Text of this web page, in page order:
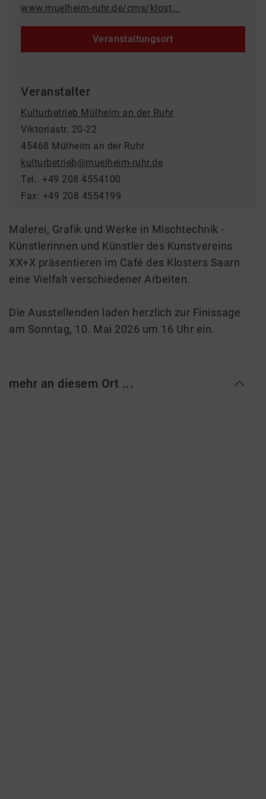
www.muelheim-ruhr.de/cms/klost...
Veranstaltungsort
Veranstalter
Kulturbetrieb Mülheim an der Ruhr
Viktoriastr. 20-22
45468 Mülheim an der Ruhr
kulturbetrieb@muelheim-ruhr.de
Tel.: +49 208 4554100
Fax: +49 208 4554199
Malerei, Grafik und Werke in Mischtechnik -
Künstlerinnen und Künstler des Kunstvereins
XX+X präsentieren im Café des Klosters Saarn
eine Vielfalt verschiedener Arbeiten.
Die Ausstellenden laden herzlich zur Finissage
am Sonntag, 10. Mai 2026 um 16 Uhr ein.
mehr an diesem Ort ...